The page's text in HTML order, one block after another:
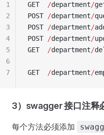
GET /department/
POST
/department/
POST
/department/
POST
/department/
GET
/department/
GET /department/
1
2
3
4
5
6
7
3）swagger 接口注释
每个方法必须添加